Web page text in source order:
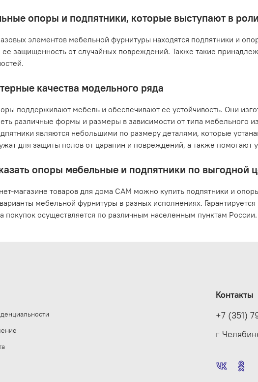
опоры и подпятники, которые выступают в
элементов мебельной фурнитуры находятся подпятники и
защищенность от случайных повреждений. Также такие
качества модельного ряда
поддерживают мебель и обеспечивают ее устойчивость. Они
различные формы и размеры в зависимости от типа мебельного
являются небольшими по размеру деталями, которые
для защиты полов от царапин и повреждений, а также
опоры мебельные и подпятники по выгодной
магазине товаров для дома САМ можно купить подпятники и
мебельной фурнитуры в разных исполнениях.
покупок осуществляется по различным населенным пунктам России.
Контакты
+7 (351)
г